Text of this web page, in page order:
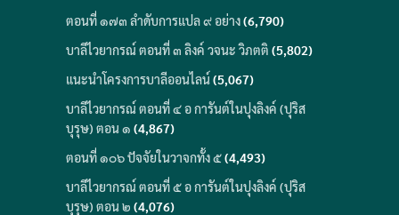
ตอนที่ ๑๗๓ ลำดับการแปล ๙ อย่าง(6,790)
บาลีไวยากรณ์ ตอนที่ ๓ ลิงค์ วจนะ วิภตติ (5,802)
แนะนำโครงการบาลีออนไลน์ (5,067)
บาลีไวยากรณ์ ตอนที่ ๔ อ การันต์ในปุงลิงค์ (ปุริส
บุรุษ) ตอน ๑ (4,867)
ตอนที่ ๑๐๖ ปัจจัยในวาจกทั้ง ๕(4,493)
บาลีไวยากรณ์ ตอนที่ ๕ อ การันต์ในปุงลิงค์ (ปุริส
บุรุษ) ตอน ๒ (4,076)